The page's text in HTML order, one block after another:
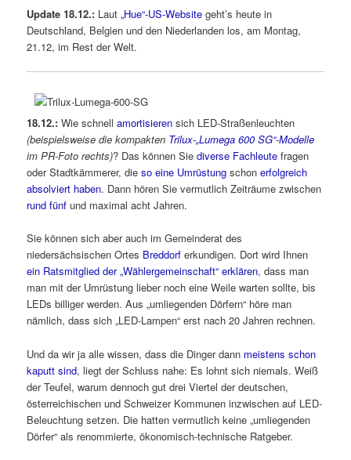
Update 18.12.: Laut„Hue“-US-Website geht’s heute in
Deutschland, Belgien und den Niederlanden los, am Montag,
21.12, im Rest der Welt.
18.12.: Wie schnellamortisieren sich LED-Straßenleuchten
(beispielsweise die kompakten Trilux-„Lumega 600 SG“-Modelle
im PR-Foto rechts)? Das können Siediverse Fachleute fragen
oder Stadtkämmerer, dieso eine Umrüstung schonerfolgreich
absolviert haben. Dann hören Sie vermutlich Zeiträume zwischen
rund fünf und maximal acht Jahren.
Sie können sich aber auch im Gemeinderat des
niedersächsischen Ortes Breddorf erkundigen. Dort wird Ihnen
ein Ratsmitglied der „Wählergemeinschaft“ erklären, dass man
man mit der Umrüstung lieber noch eine Weile warten sollte, bis
LEDs billiger werden. Aus „umliegenden Dörfern“ höre man
nämlich, dass sich „LED-Lampen“ erst nach 20 Jahren rechnen.
Und da wir ja alle wissen, dass die Dinger dann meistens schon
kaputt sind, liegt der Schluss nahe: Es lohnt sich niemals. Weiß
der Teufel, warum dennoch gut drei Viertel der deutschen,
österreichischen und Schweizer Kommunen inzwischen auf LED-
Beleuchtung setzen. Die hatten vermutlich keine „umliegenden
Dörfer“ als renommierte, ökonomisch-technische Ratgeber.